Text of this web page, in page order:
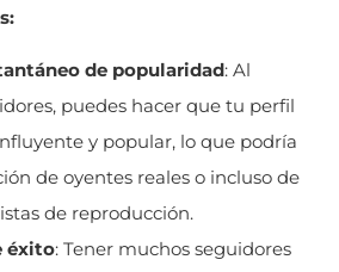
de popularidad: Al
puedes hacer que tu perfil
y popular, lo que podría
de oyentes reales o incluso de
de reproducción.
éxito: Tener muchos seguidores